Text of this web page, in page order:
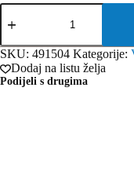
Festool
vodilica,
1080/2
količina
SKU: 491504 Kategorije:
Dodaj na listu želja
Podijeli s drugima